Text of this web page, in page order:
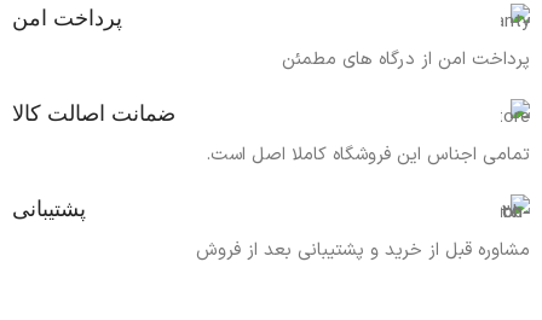
پرداخت امن
پرداخت امن از درگاه های مطمئن
ضمانت اصالت کالا
تمامی اجناس این فروشگاه کاملا اصل است.
پشتیبانی
مشاوره قبل از خرید و پشتیبانی بعد از فروش